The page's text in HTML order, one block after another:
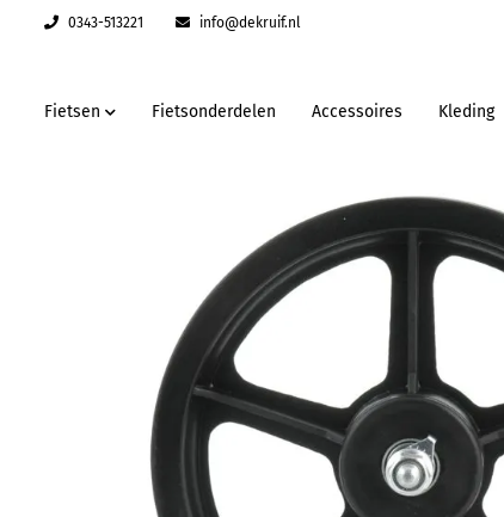
0343-513221 info@dekruif.nl
Fietsen Fietsonderdelen Accessoires Kleding